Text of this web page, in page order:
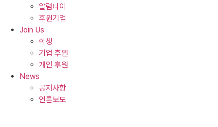
알럼나이
후원기업
Join Us
학생
기업 후원
개인 후원
News
공지사항
언론보도